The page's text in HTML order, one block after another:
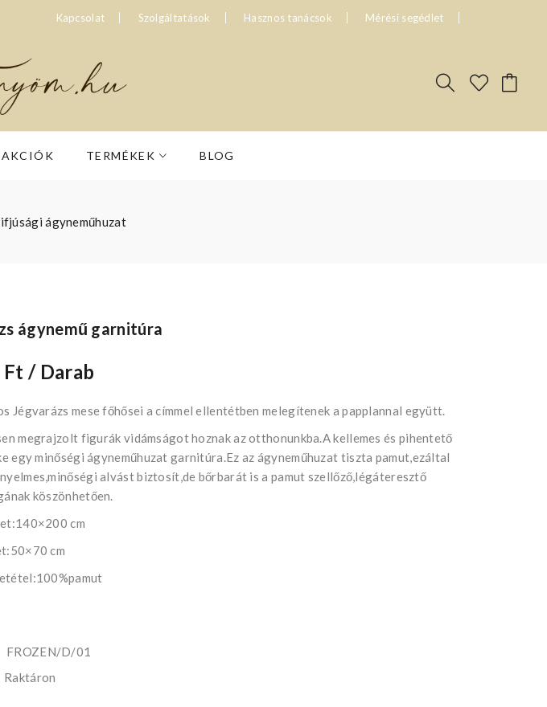
Kapcsolat Szolgáltatások Hasznos tanácsok Mérési segédlet
AKCIÓK TERMÉKEK BLOG
ágyneműhuzat
ágynemű garnitúra
Ft / Darab
Jégvarázs mese főhősei a címmel ellentétben melegítenek a papplannal együtt.
megrajzolt figurák vidámságot hoznak az otthonunkba.A kellemes és pihentető
egy minőségi ágyneműhuzat garnitúra.Ez az ágyneműhuzat tiszta pamut,ezáltal
alvást biztosít,de bőrbarát is a pamut szellőző,légáteresztő
köszönhetően.
cm
cm
FROZEN/D/01
Raktáron